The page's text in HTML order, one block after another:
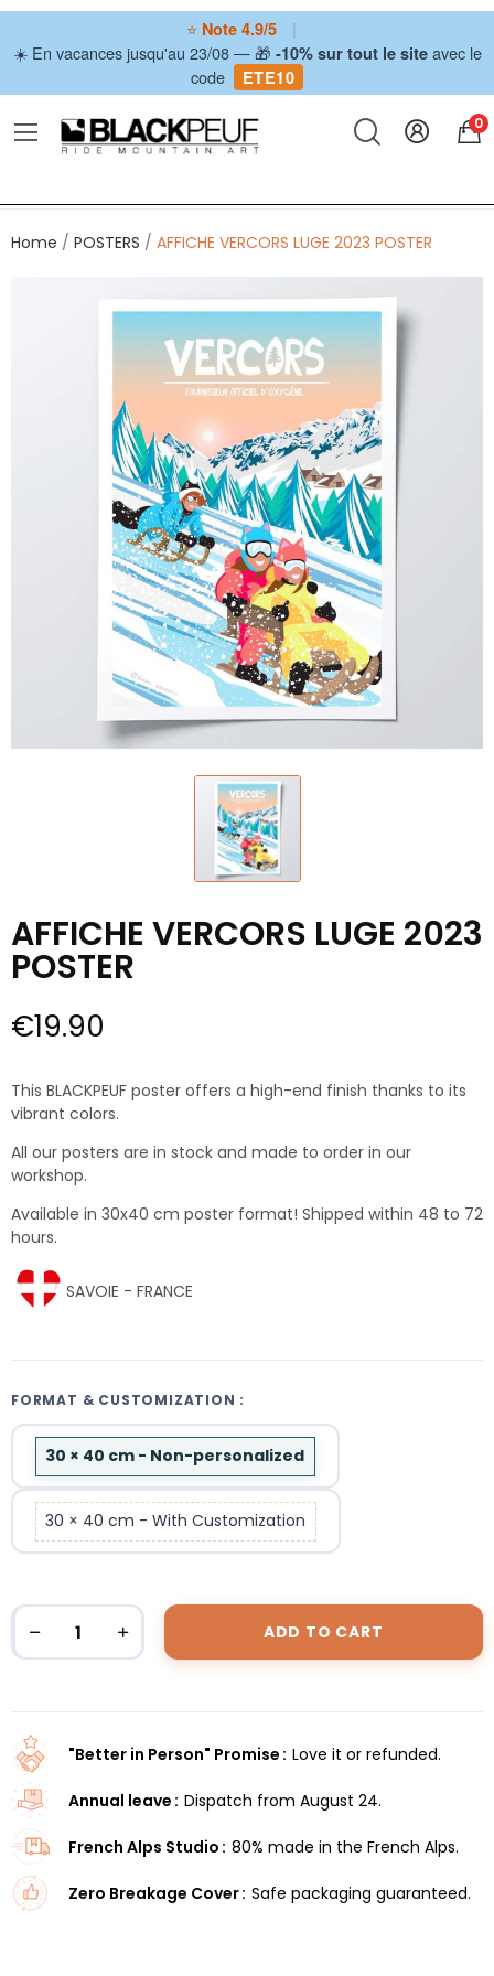
⭐ Note 4.9/5
|
☀️ En vacances jusqu'au 23/08 — 🎁 -10% sur tout le siteavec le
code
ETE10
0
Home POSTERS AFFICHE VERCORS LUGE 2023 POSTER
AFFICHE VERCORS LUGE 2023
POSTER
€19.90
This BLACKPEUF poster offers a high-end finish thanks to its
vibrant colors.
All our posters are in stock and made to order in our
workshop.
Available in 30x40 cm poster format! Shipped within 48 to 72
hours.
SAVOIE - FRANCE
FORMAT & CUSTOMIZATION :
30 × 40 cm - Non-personalized
30 × 40 cm - With Customization
ADD TO CART
"Better in Person" Promise Love it or refunded.
Annual leave Dispatch from August 24.
French Alps Studio 80% made in the French Alps.
Zero Breakage Cover Safe packaging guaranteed.